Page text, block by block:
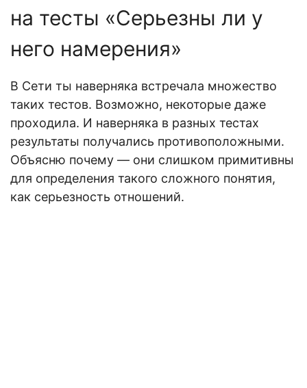
на тесты «Серьезны ли у
него намерения»
В Сети ты наверняка встречала множество
таких тестов. Возможно, некоторые даже
проходила. И наверняка в разных тестах
результаты получались противоположными.
Объясню почему — они слишком примитивны
для определения такого сложного понятия,
как серьезность отношений.